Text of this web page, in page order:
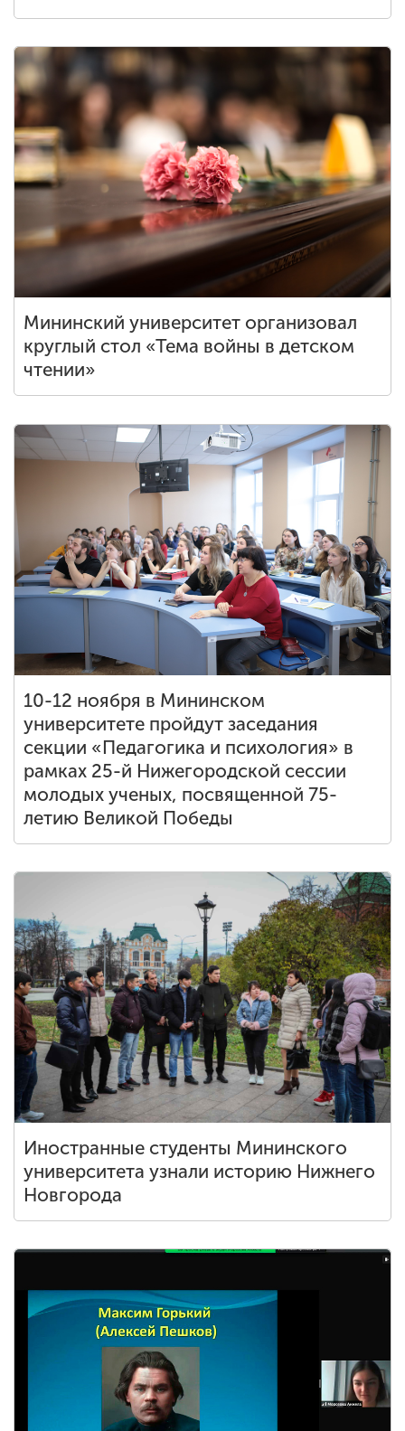
Мининский университет организовал
круглый стол «Тема войны в детском
чтении»
10-12 ноября в Мининском
университете пройдут заседания
секции «Педагогика и психология» в
рамках 25-й Нижегородской сессии
молодых ученых, посвященной 75-
летию Великой Победы
Иностранные студенты Мининского
университета узнали историю Нижнего
Новгорода